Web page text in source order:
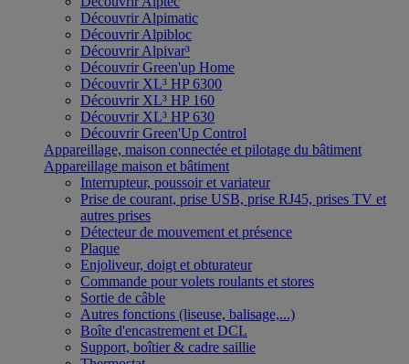
Découvrir Alpimatic
Découvrir Alpibloc
Découvrir Alpivar³
Découvrir Green'up Home
Découvrir XL³ HP 6300
Découvrir XL³ HP 160
Découvrir XL³ HP 630
Découvrir Green'Up Control
Appareillage, maison connectée et pilotage du bâtiment
Appareillage maison et bâtiment
Interrupteur, poussoir et variateur
Prise de courant, prise USB, prise RJ45, prises TV et
autres prises
Détecteur de mouvement et présence
Plaque
Enjoliveur, doigt et obturateur
Commande pour volets roulants et stores
Sortie de câble
Autres fonctions (liseuse, balisage,...)
Boîte d'encastrement et DCL
Support, boîtier & cadre saillie